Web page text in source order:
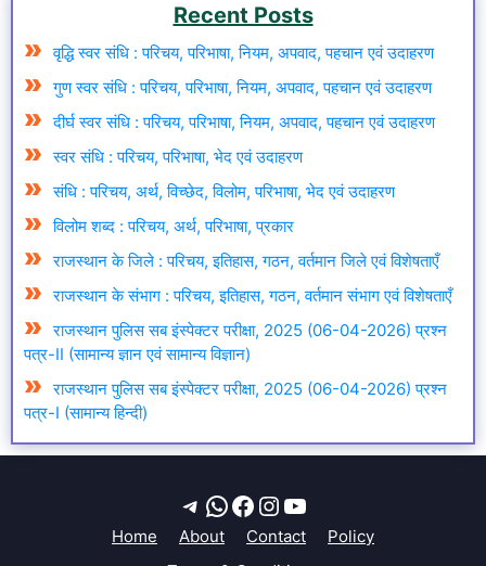
Recent Posts
वृद्धि स्वर संधि : परिचय, परिभाषा, नियम, अपवाद, पहचान एवं उदाहरण
गुण स्वर संधि : परिचय, परिभाषा, नियम, अपवाद, पहचान एवं उदाहरण
दीर्घ स्वर संधि : परिचय, परिभाषा, नियम, अपवाद, पहचान एवं उदाहरण
स्वर संधि : परिचय, परिभाषा, भेद एवं उदाहरण
संधि : परिचय, अर्थ, विच्छेद, विलोम, परिभाषा, भेद एवं उदाहरण
विलोम शब्द : परिचय, अर्थ, परिभाषा, प्रकार
राजस्थान के जिले : परिचय, इतिहास, गठन, वर्तमान जिले एवं विशेषताएँ
राजस्थान के संभाग : परिचय, इतिहास, गठन, वर्तमान संभाग एवं विशेषताएँ
राजस्थान पुलिस सब इंस्पेक्टर परीक्षा, 2025 (06-04-2026) प्रश्न
पत्र-II (सामान्य ज्ञान एवं सामान्य विज्ञान)
राजस्थान पुलिस सब इंस्पेक्टर परीक्षा, 2025 (06-04-2026) प्रश्न
पत्र-I (सामान्य हिन्दी)
Telegram
WhatsApp
Facebook
Instagram
YouTube
Home About Contact
Policy